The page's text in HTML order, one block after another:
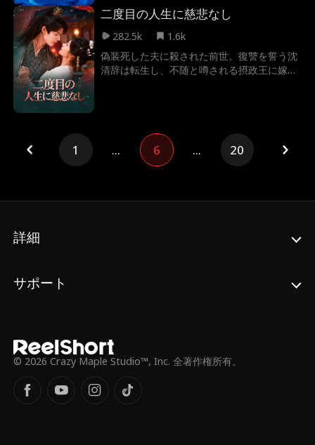
二度目の人生に慈悲なし
282.5k
1.6k
偽装死した夫に殺された前世。復讐を誓う沈
清辞は転生し、不随と噂される摂政王に嫁ぐ
1 ... 6 ... 20
詳細
サポート
© 2026 Crazy Maple Studio™, Inc. 全著作権所有。